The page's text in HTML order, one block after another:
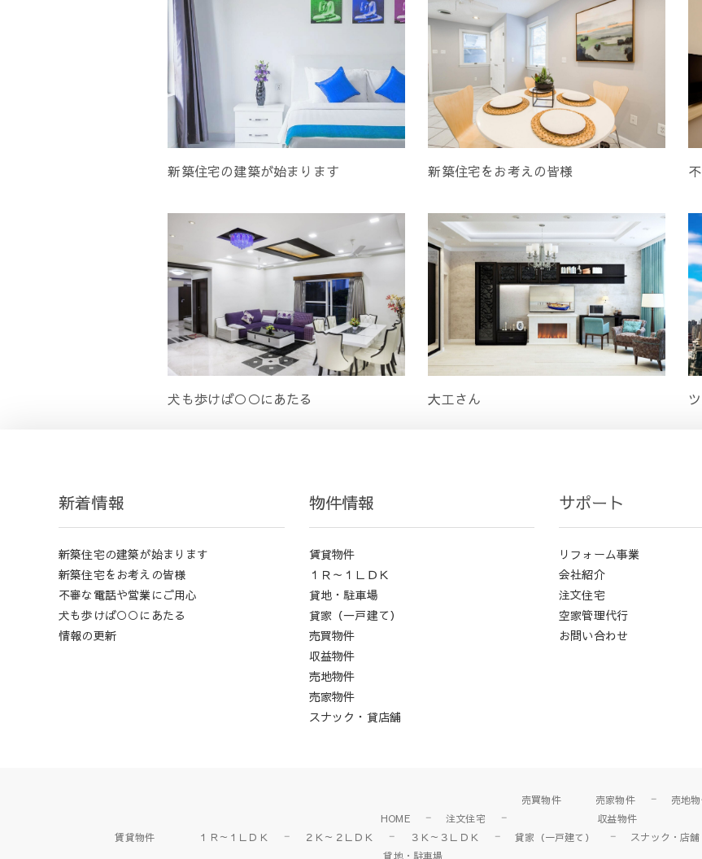
新築住宅の建築が始まります 新築住宅をお考えの皆様
犬も歩けば○○にあたる 大工さん
新着情報
新築住宅の建築が始まります
新築住宅をお考えの皆様
不審な電話や営業にご用心
犬も歩けば○○にあたる
情報の更新
物件情報
賃貸物件
１Ｒ～１ＬＤＫ
貸地・駐車場
貸家（一戸建て）
売買物件
収益物件
売地物件
売家物件
スナック・貸店舗
サポート
リフォーム事業
会社紹介
注文住宅
空家管理代行
お問い合わせ
HOME 注文住宅
売買物件 売家物件
売地
収益物件
賃貸物件
１Ｒ～１ＬＤＫ ２Ｋ～２ＬＤＫ ３Ｋ～３ＬＤＫ 貸家（一戸建て）
スナック・店舗
貸地・駐車場